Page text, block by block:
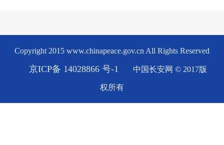
Copyright 2015 www.chinapeace.gov.cn All Rights Reserved
京ICP备 14028866 号-1 中国长安网 © 2017版
权所有